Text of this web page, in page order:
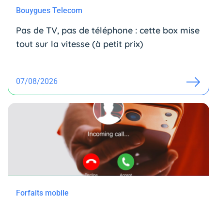
Bouygues Telecom
Pas de TV, pas de téléphone : cette box mise
tout sur la vitesse (à petit prix)
07/08/2026
Forfaits mobile